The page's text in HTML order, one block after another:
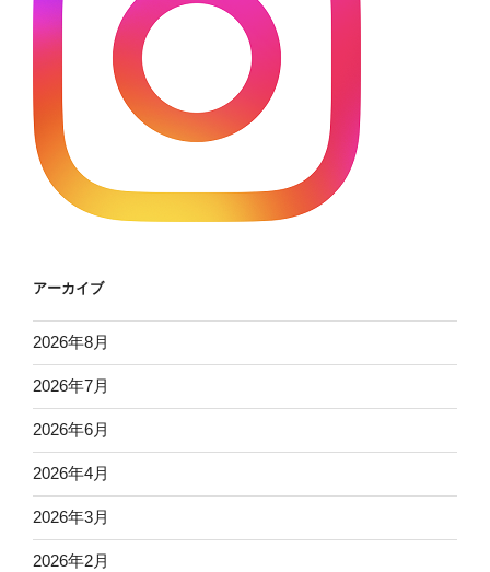
アーカイブ
2026年8月
2026年7月
2026年6月
2026年4月
2026年3月
2026年2月